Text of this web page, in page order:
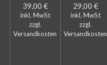
39,00 €
inkl. MwSt
zzgl.
Versandkosten
29,00 €
inkl. MwSt
zzgl.
Versandkosten